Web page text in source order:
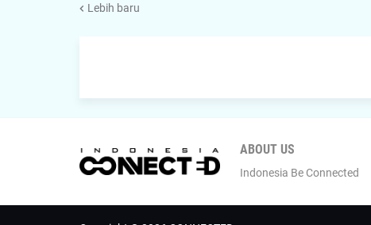
Lebih baru
ABOUT US
Indonesia Be Connected